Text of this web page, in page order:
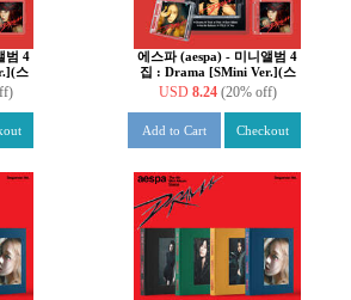
범 4
스
에스파 (aespa) - 미니앨범 4
집 : Drama [SMini Ver.](스
마트앨범) [4종 중 1종 랜덤
발송]
USD 8.24 (20% off)
Add to Cart Checkout